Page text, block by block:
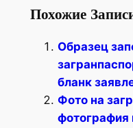
Похожие
Образец
бланк
Фото на
фотография